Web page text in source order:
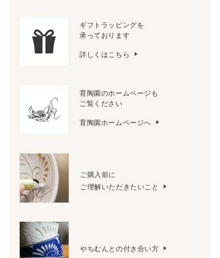
ギフトラッピングを
承っております
詳しくはこちら
育陶園のホームページも
ご覧ください
育陶園ホームページへ
ご購入前に
ご理解いただきたいこと
やちむんとの付き合い方